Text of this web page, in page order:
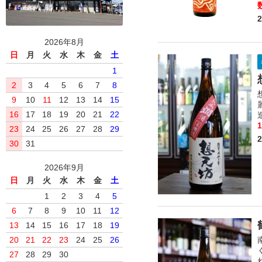
2026年8月
日
月 火 水 木 金
土
1
2
3 4 5 6 7
8
9
10 11 12 13 14
15
16
17 18 19 20 21
22
23
24 25 26 27 28
29
30
31
2026年9月
日
月 火 水 木 金
土
1
2 3 4
5
6
7 8 9 10 11
12
13
14 15 16 17 18
19
20
21 22 23 24 25
26
27
28 29 30